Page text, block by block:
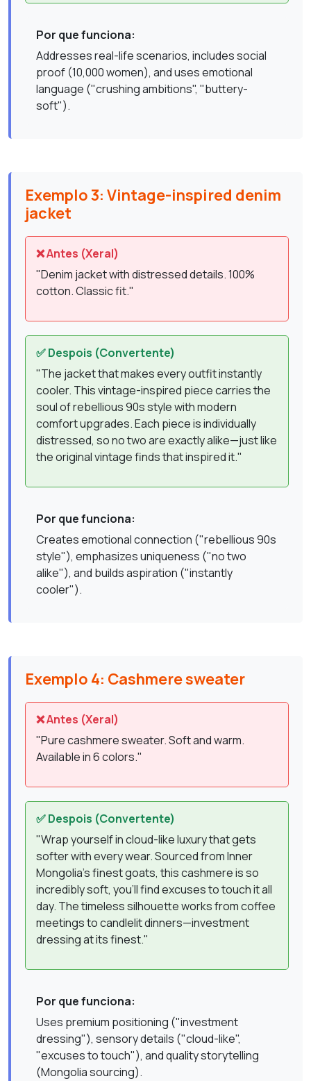
Por que funciona:
Addresses real-life scenarios, includes social
proof (10,000 women), and uses emotional
language ("crushing ambitions", "buttery-
soft").
Exemplo 3: Vintage-inspired denim
jacket
❌ Antes (Xeral)
"Denim jacket with distressed details. 100%
cotton. Classic fit."
✅ Despois (Convertente)
"The jacket that makes every outfit instantly
cooler. This vintage-inspired piece carries the
soul of rebellious 90s style with modern
comfort upgrades. Each piece is individually
distressed, so no two are exactly alike—just like
the original vintage finds that inspired it."
Por que funciona:
Creates emotional connection ("rebellious 90s
style"), emphasizes uniqueness ("no two
alike"), and builds aspiration ("instantly
cooler").
Exemplo 4: Cashmere sweater
❌ Antes (Xeral)
"Pure cashmere sweater. Soft and warm.
Available in 6 colors."
✅ Despois (Convertente)
"Wrap yourself in cloud-like luxury that gets
softer with every wear. Sourced from Inner
Mongolia's finest goats, this cashmere is so
incredibly soft, you'll find excuses to touch it all
day. The timeless silhouette works from coffee
meetings to candlelit dinners—investment
dressing at its finest."
Por que funciona:
Uses premium positioning ("investment
dressing"), sensory details ("cloud-like",
"excuses to touch"), and quality storytelling
(Mongolia sourcing).